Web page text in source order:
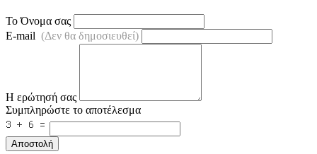
Το Όνομα σας
E-mail (Δεν θα δημοσιευθεί)
Η ερώτησή σας
Συμπληρώστε το αποτέλεσμα
Αποστολή